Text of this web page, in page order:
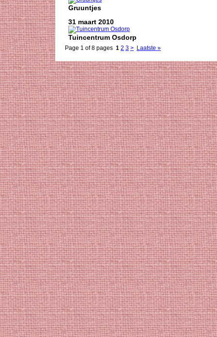
Gruuntjes
31 maart 2010
Tuincentrum Osdorp
Page 1 of 8 pages 1 2 3 > Laatste »